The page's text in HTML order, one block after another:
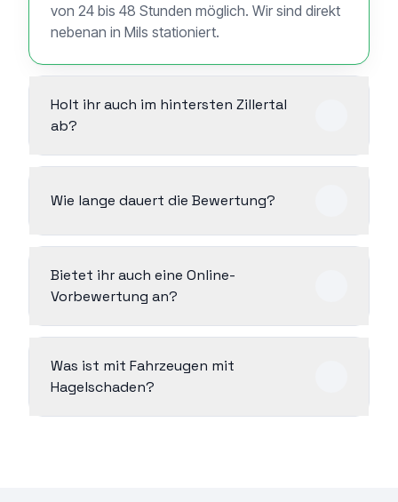
von 24 bis 48 Stunden möglich. Wir sind direkt
nebenan in Mils stationiert.
Holt ihr auch im hintersten Zillertal
ab?
Wie lange dauert die Bewertung?
Bietet ihr auch eine Online-
Vorbewertung an?
Was ist mit Fahrzeugen mit
Hagelschaden?